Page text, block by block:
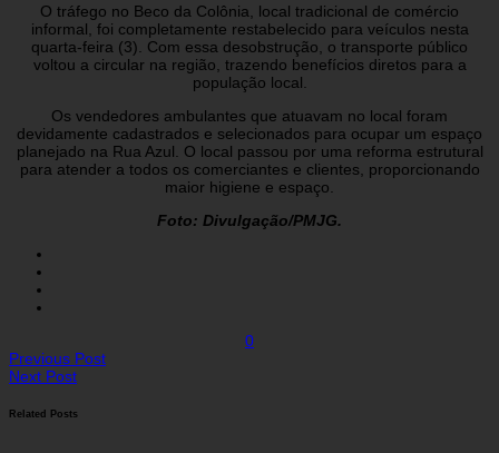
O tráfego no Beco da Colônia, local tradicional de comércio
informal, foi completamente restabelecido para veículos nesta
quarta-feira (3). Com essa desobstrução, o transporte público
voltou a circular na região, trazendo benefícios diretos para a
população local.
Os vendedores ambulantes que atuavam no local foram
devidamente cadastrados e selecionados para ocupar um espaço
planejado na Rua Azul. O local passou por uma reforma estrutural
para atender a todos os comerciantes e clientes, proporcionando
maior higiene e espaço.
Foto: Divulgação/PMJG.
0
Previous Post
Next Post
Related Posts